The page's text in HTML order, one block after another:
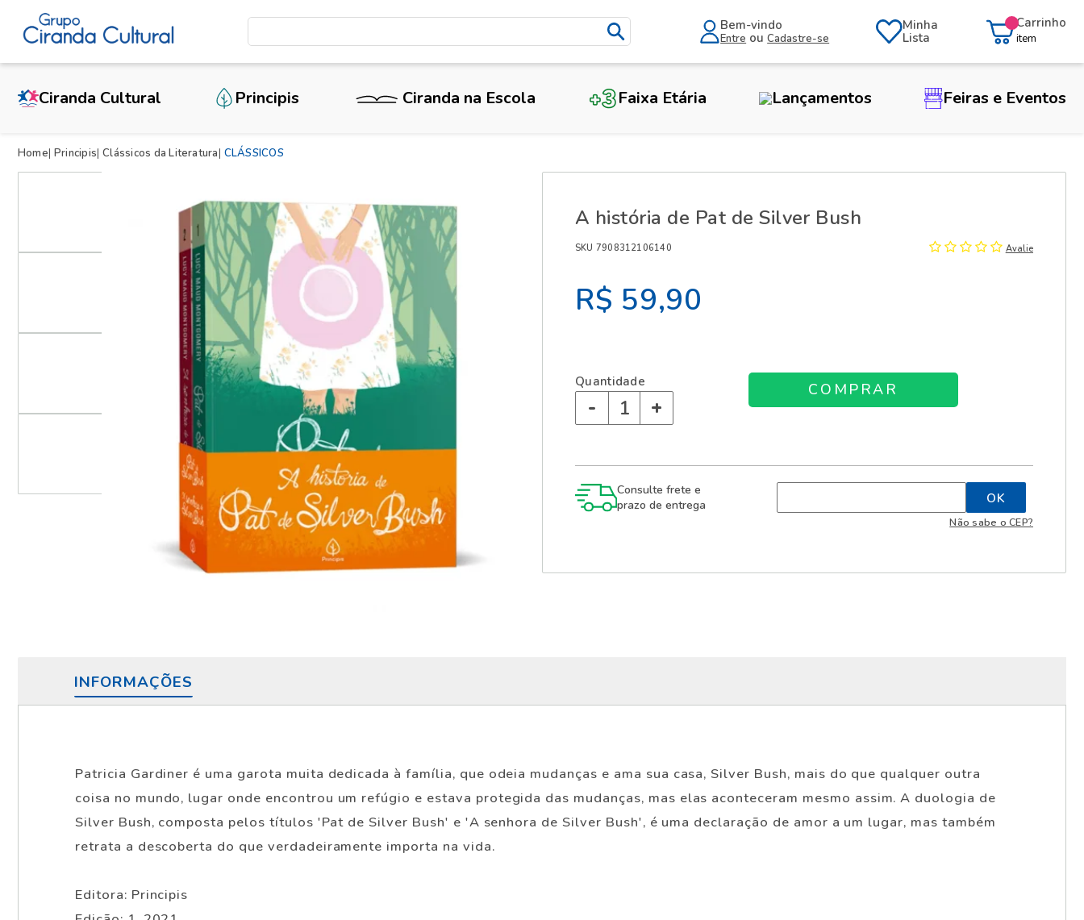
Bem-vindo
Entre ouCadastre-se
Minha
Lista
Carrinho
item
Ciranda Cultural Principis Ciranda na Escola Faixa Etária Lançamentos Feiras e Eventos
Home Principis Clássicos da Literatura CLÁSSICOS
A história de Pat de Silver Bush
SKU 7908312106140 Avalie
R$ 59,90
Quantidade
- +
Consulte frete e
prazo de entrega
Não sabe o CEP?
INFORMAÇÕES
Patricia Gardiner é uma garota muita dedicada à família, que odeia mudanças e ama sua casa, Silver Bush, mais do que qualquer outra
coisa no mundo, lugar onde encontrou um refúgio e estava protegida das mudanças, mas elas aconteceram mesmo assim. A duologia de
Silver Bush, composta pelos títulos 'Pat de Silver Bush' e 'A senhora de Silver Bush', é uma declaração de amor a um lugar, mas também
retrata a descoberta do que verdadeiramente importa na vida.
Editora: Principis
X